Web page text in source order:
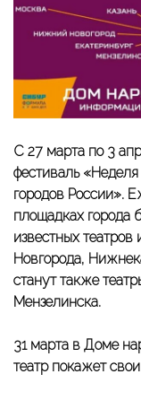
С 27 марта по 3
фестиваль «Неделя
городов России».
площадках города
известных
Новгорода,
станут также
Мензелинска.
31 марта в Доме
театр покажет